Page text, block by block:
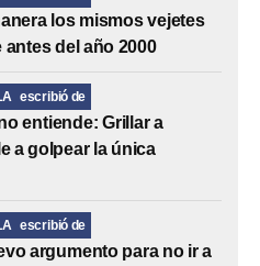
los mismos vejetes
antes del año 2000
escribió de
entiende: Grillar a
a golpear la única
escribió de
argumento para no ir a